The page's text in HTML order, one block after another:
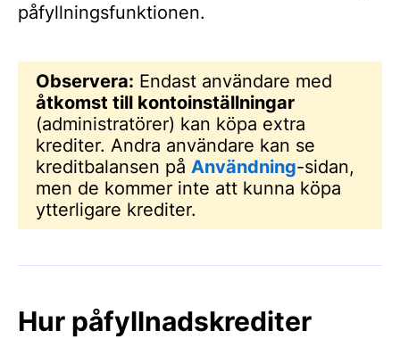
påfyllningsfunktionen.
Observera: Endast användare med
åtkomst till kontoinställningar
(administratörer) kan köpa extra
krediter. Andra användare kan se
kreditbalansen på Användning-sidan,
men de kommer inte att kunna köpa
ytterligare krediter.
Hur påfyllnadskrediter